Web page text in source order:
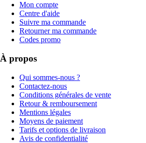
Mon compte
Centre d'aide
Suivre ma commande
Retourner ma commande
Codes promo
À propos
Qui sommes-nous ?
Contactez-nous
Conditions générales de vente
Retour & remboursement
Mentions légales
Moyens de paiement
Tarifs et options de livraison
Avis de confidentialité